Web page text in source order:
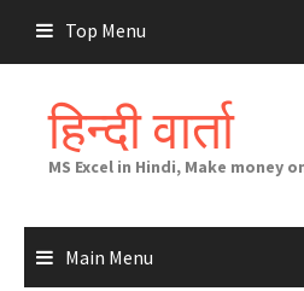
content
Top Menu
हिन्दी वार्ता
MS Excel in Hindi, Make money
Main Menu